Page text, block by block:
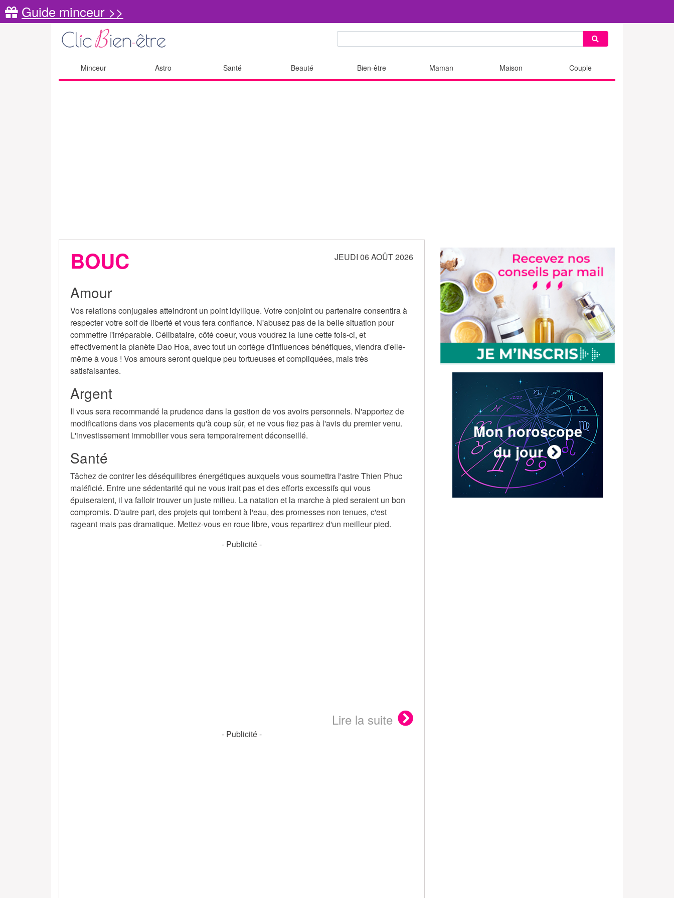
Guide minceur >>
Minceur Astro Santé Beauté Bien-être Maman Maison Couple
BOUC JEUDI 06 AOÛT 2026
Amour
Vos relations conjugales atteindront un point idyllique. Votre conjoint ou partenaire consentira à
respecter votre soif de liberté et vous fera confiance. N'abusez pas de la belle situation pour
commettre l'irréparable. Célibataire, côté coeur, vous voudrez la lune cette fois-ci, et
effectivement la planète Dao Hoa, avec tout un cortège d'influences bénéfiques, viendra d'elle-
même à vous ! Vos amours seront quelque peu tortueuses et compliquées, mais très
satisfaisantes.
Argent
Il vous sera recommandé la prudence dans la gestion de vos avoirs personnels. N'apportez de
modifications dans vos placements qu'à coup sûr, et ne vous fiez pas à l'avis du premier venu.
L'investissement immobilier vous sera temporairement déconseillé.
Santé
Tâchez de contrer les déséquilibres énergétiques auxquels vous soumettra l'astre Thien Phuc
maléficié. Entre une sédentarité qui ne vous irait pas et des efforts excessifs qui vous
épuiseraient, il va falloir trouver un juste milieu. La natation et la marche à pied seraient un bon
compromis. D'autre part, des projets qui tombent à l'eau, des promesses non tenues, c'est
rageant mais pas dramatique. Mettez-vous en roue libre, vous repartirez d'un meilleur pied.
- Publicité -
Lire la suite
- Publicité -
Mon horoscope
du jour